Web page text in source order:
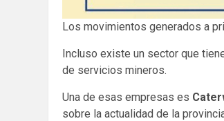
Los movimientos generados a
Incluso existe un sector que
de servicios mineros.
Una de esas empresas es
sobre la actualidad de la